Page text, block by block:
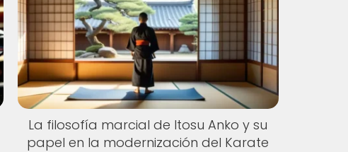
La filosofía marcial de Itosu Anko y su
papel en la modernización del Karate